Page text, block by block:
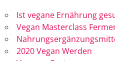
Ist vegane Ernährung
Vegan Masterclass
2020 Vegan Werden